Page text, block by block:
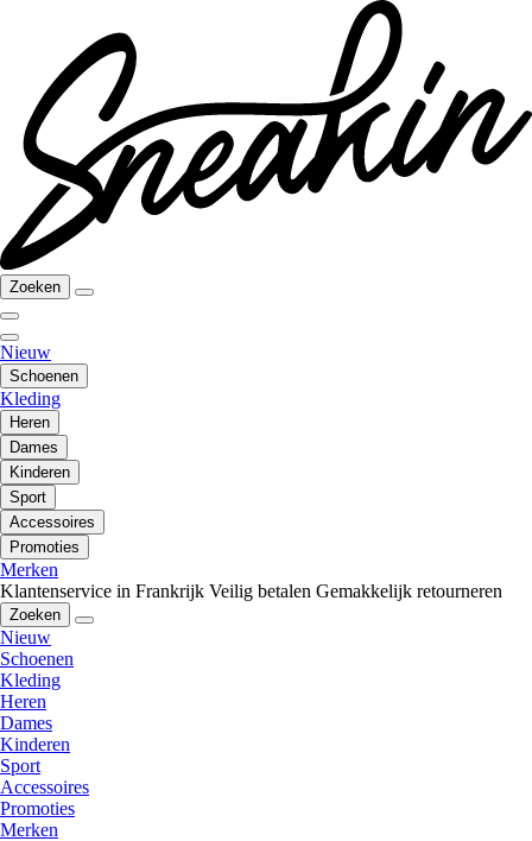
Zoeken
Nieuw
Schoenen
Kleding
Heren
Dames
Kinderen
Sport
Accessoires
Promoties
Merken
Klantenservice in Frankrijk Veilig betalen Gemakkelijk retourneren
Zoeken
Nieuw
Schoenen
Kleding
Heren
Dames
Kinderen
Sport
Accessoires
Promoties
Merken